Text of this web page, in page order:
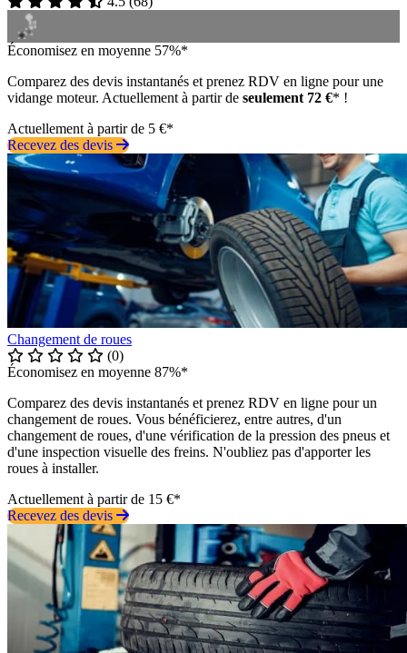
Économisez en moyenne 57%*
Comparez des devis instantanés et prenez RDV en ligne pour une
vidange moteur. Actuellement à partir de seulement 72 €* !
Actuellement à partir de 5 €*
Recevez des devis
Changement de roues
(0)
Économisez en moyenne 87%*
Comparez des devis instantanés et prenez RDV en ligne pour un
changement de roues. Vous bénéficierez, entre autres, d'un
changement de roues, d'une vérification de la pression des pneus et
d'une inspection visuelle des freins. N'oubliez pas d'apporter les
roues à installer.
Actuellement à partir de 15 €*
Recevez des devis